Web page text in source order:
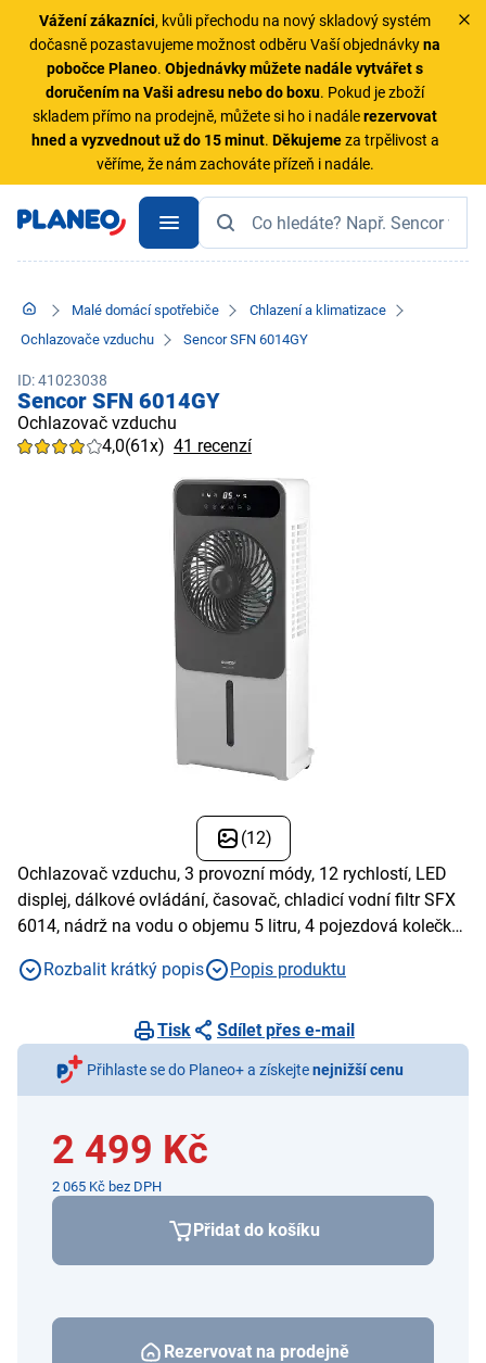
Vážení zákazníci, kvůli přechodu na nový skladový systém
dočasně pozastavujeme možnost odběru Vaší objednávkyna
pobočce Planeo.Objednávky můžete nadále vytvářet s
doručením na Vaši adresu nebo do boxu. Pokud je zboží
skladem přímo na prodejně, můžete si ho i nadálerezervovat
hned a vyzvednout už do 15 minut. Děkujemeza trpělivost a
věříme, že nám zachováte přízeň i nadále.
Malé domácí spotřebiče
Chlazení a klimatizace
Ochlazovače vzduchu
Sencor SFN 6014GY
ID: 41023038
Sencor SFN 6014GY
Ochlazovač vzduchu
4,0(61x) 41 recenzí
(12)
Ochlazovač vzduchu, 3 provozní módy, 12 rychlostí, LED
displej, dálkové ovládání, časovač, chladicí vodní filtr SFX
6014, nádrž na vodu o objemu 5 litru, 4 pojezdová kolečka,
proudění vzduchu 2,46 m/s
Rozbalit krátký popis Popis produktu
Tisk Sdílet přes e-mail
Přihlaste se do Planeo+ a získejtenejnižší cenu
2 499 Kč
2 065 Kč bez DPH
Přidat do košíku
Rezervovat na prodejně